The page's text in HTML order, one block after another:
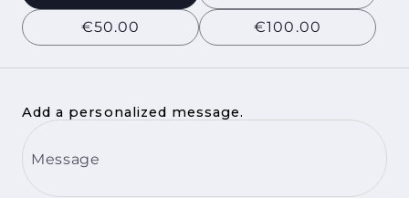
€50.00 €100.00
Add a personalized message.
Message